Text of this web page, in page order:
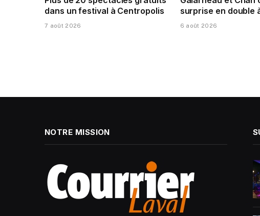
dans un festival à Centropolis
7 août 2026
surprise en double
6 août 2026
NOTRE MISSION